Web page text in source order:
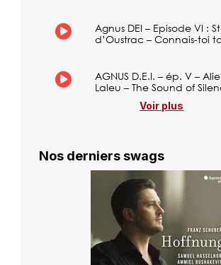
Agnus DEI – Episode VI :
d’Oustrac – Connais-toi
AGNUS D.E.I. – ép. V –
Laleu – The Sound of
Voir plus
Nos derniers swags